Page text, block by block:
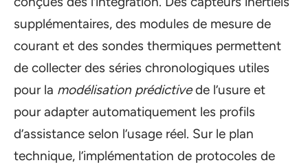
supplémentaires, des modules de mesure de
courant et des sondes thermiques permettent
de collecter des séries chronologiques utiles
pour la modélisation prédictivede l’usure et
pour adapter automatiquement les profils
d’assistance selon l’usage réel. Sur le plan
technique, l’implémentation de protocoles de